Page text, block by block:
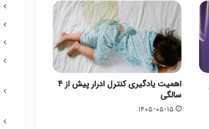
اهمیت یادگیری کنترل ادرار پیش از ۴
سالگی
۱۴۰۵-۰۵-۱۵